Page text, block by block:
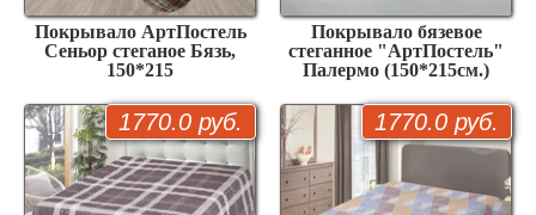
Покрывало АртПостель
Сеньор стеганое Бязь,
150*215
Покрывало бязевое
стеганное "АртПостель"
Палермо (150*215см.)
1770.0 руб. 1770.0 руб.